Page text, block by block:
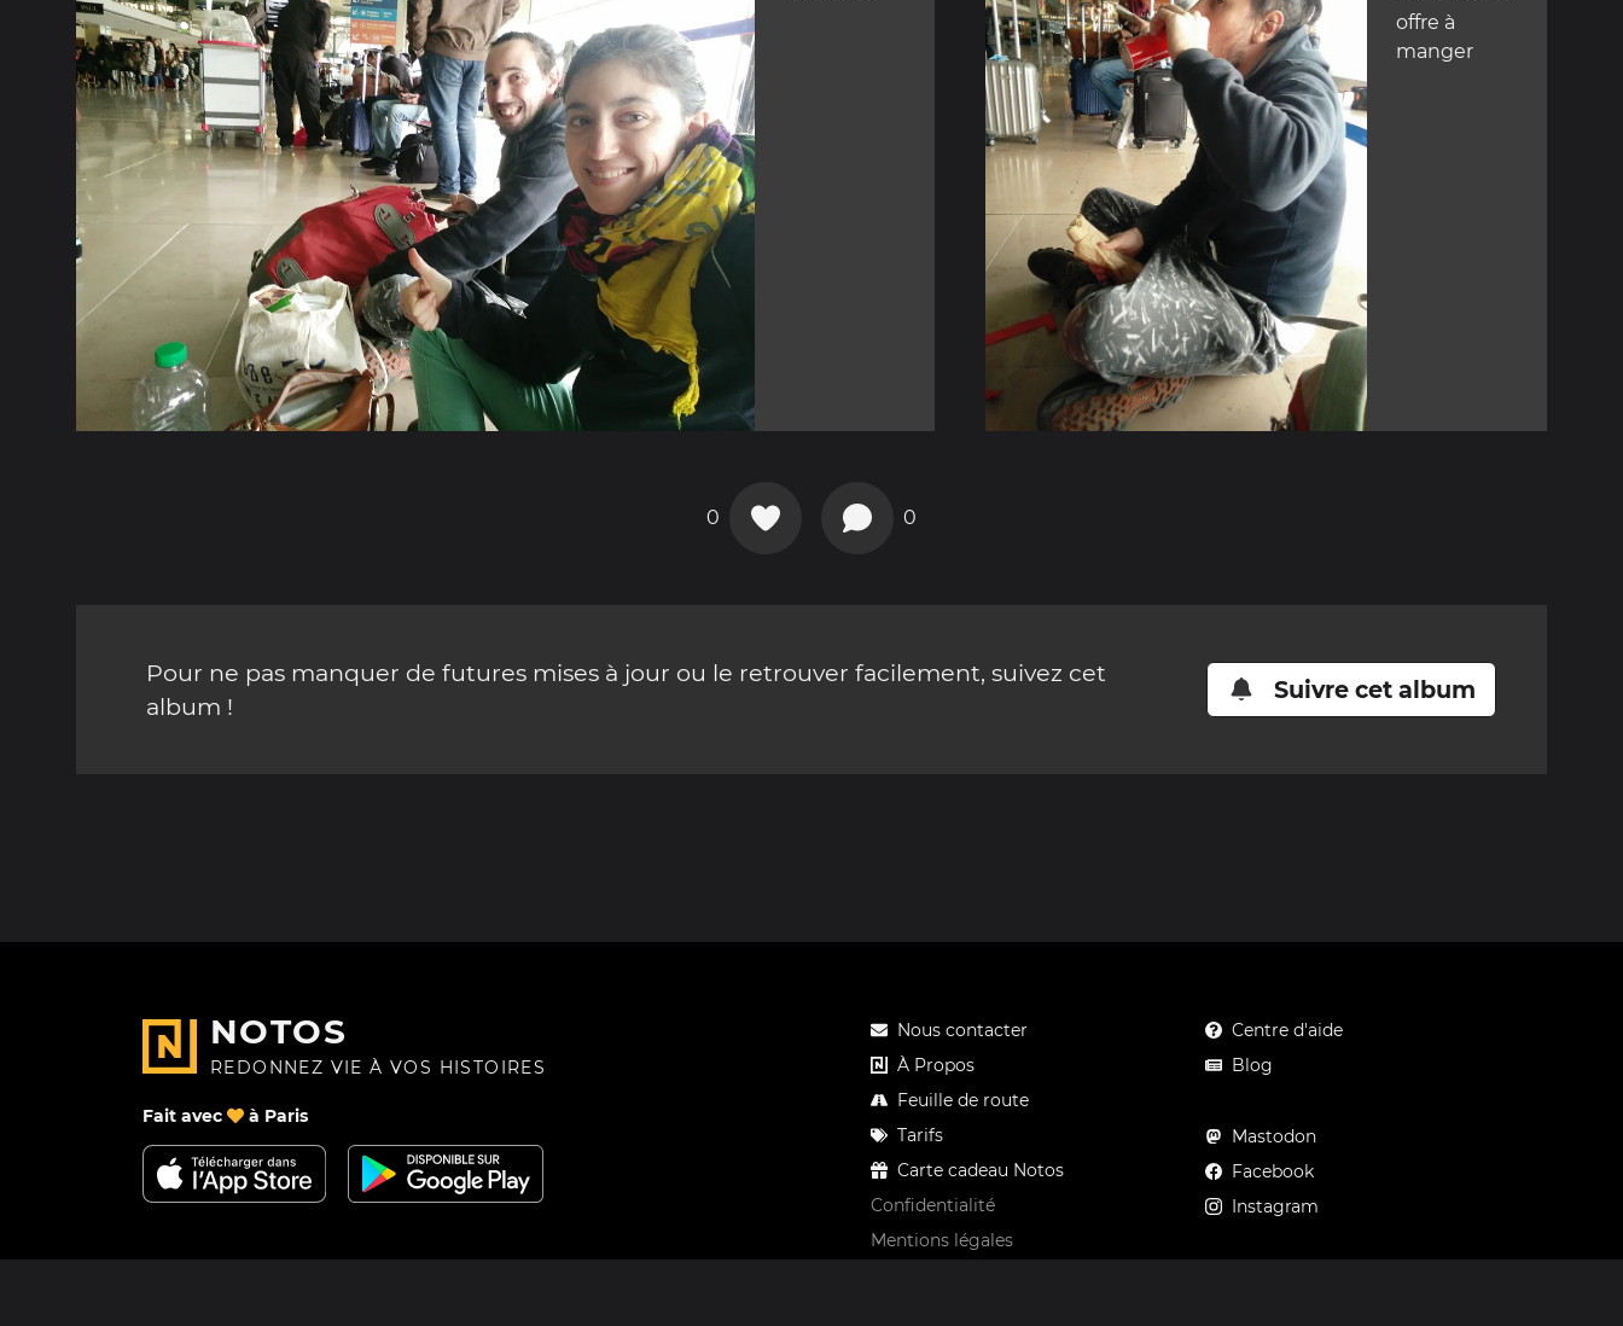
offre à
manger
0 0
Pour ne pas manquer de futures mises à jour ou le retrouver facilement, suivez cet
album !
Suivre cet album
NOTOS
REDONNEZ VIE À VOS HISTOIRES
Fait avec à Paris
Nous contacter
À Propos
Feuille de route
Tarifs
Carte cadeau Notos
Confidentialité
Mentions légales
Centre d'aide
Blog
Mastodon
Facebook
Instagram